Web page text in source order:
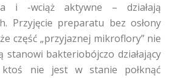
i -wciąż aktywne – działają
Przyjęcie preparatu bez osłony
część „przyjaznej mikroflory” nie
stanowi bakteriobójczo działający
ktoś nie jest w stanie połknąć